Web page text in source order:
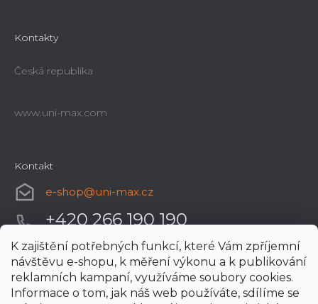
K zajištění potřebných funkcí, které Vám zpříjemní
návštěvu e-shopu, k měření výkonu a k publikování
reklamních kampaní, využíváme soubory cookies.
Informace o tom, jak náš web používáte, sdílíme se
Kontakty
Česká republika
www.uni-max.com
Kontakt
e-shop@uni-max.cz
+420 266 190 190